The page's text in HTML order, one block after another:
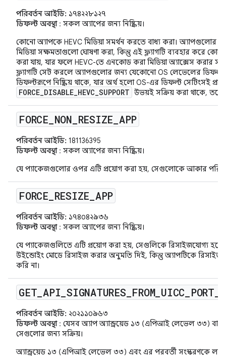
পরিবর্তন আইডি: ১৭৪২২৮১২৭
ডিফল্ট অবস্থা: সকল অ্যাপের জন্য নিষ্ক্রিয়।
কোনো অ্যাপকে HEVC মিডিয়া সমর্থন করতে বাধ্য করা। অ্যাপগুলোর
মিডিয়া সক্ষমতাগুলো ঘোষণা করা, কিন্তু এই ফ্ল্যাগটি ব্যবহার করে
করা যায়, যার ফলে HEVC-তে এনকোড করা মিডিয়া অ্যাক্সেস করার
ফ্ল্যাগটি সেট করলে অ্যাপগুলোর জন্য যেকোনো OS লেভেলের ডিফল্ট
ডিফল্টরূপে নিষ্ক্রিয় থাকে, যার অর্থ হলো OS-এর ডিফল্ট সেটিংসই
FORCE_DISABLE_HEVC_SUPPORT উভয়ই সক্রিয় করা থাকে, তবে
FORCE NON RESIZE APP
পরিবর্তন আইডি: 181136395
ডিফল্ট অবস্থা: সকল অ্যাপের জন্য নিষ্ক্রিয়।
যে প্যাকেজগুলোর ওপর এটি প্রয়োগ করা হয়, সেগুলোকে আকার
FORCE RESIZE APP
পরিবর্তন আইডি: ১৭৪০৪২৯৩৬
ডিফল্ট অবস্থা: সকল অ্যাপের জন্য নিষ্ক্রিয়।
যে প্যাকেজগুলিতে এটি প্রয়োগ করা হয়, সেগুলিকে রিসাইজযোগ্য হতে
উইন্ডোইং মোডে রিসাইজ করার অনুমতি দিই, কিন্তু অ্যাপটিকে
করি না।
GET API SIGNATURES FROM_ UICC PORT
পরিবর্তন আইডি: ২০২১১০৯৬৩
ডিফল্ট অবস্থা: যেসব অ্যাপ অ্যান্ড্রয়েড ১৩ (এপিআই লেভেল ৩৩) বা
সেগুলোর জন্য সক্রিয়।
অ্যান্ড্রয়েড ১৩ (এপিআই লেভেল ৩৩) এবং এর পরবর্তী সংস্করণকে